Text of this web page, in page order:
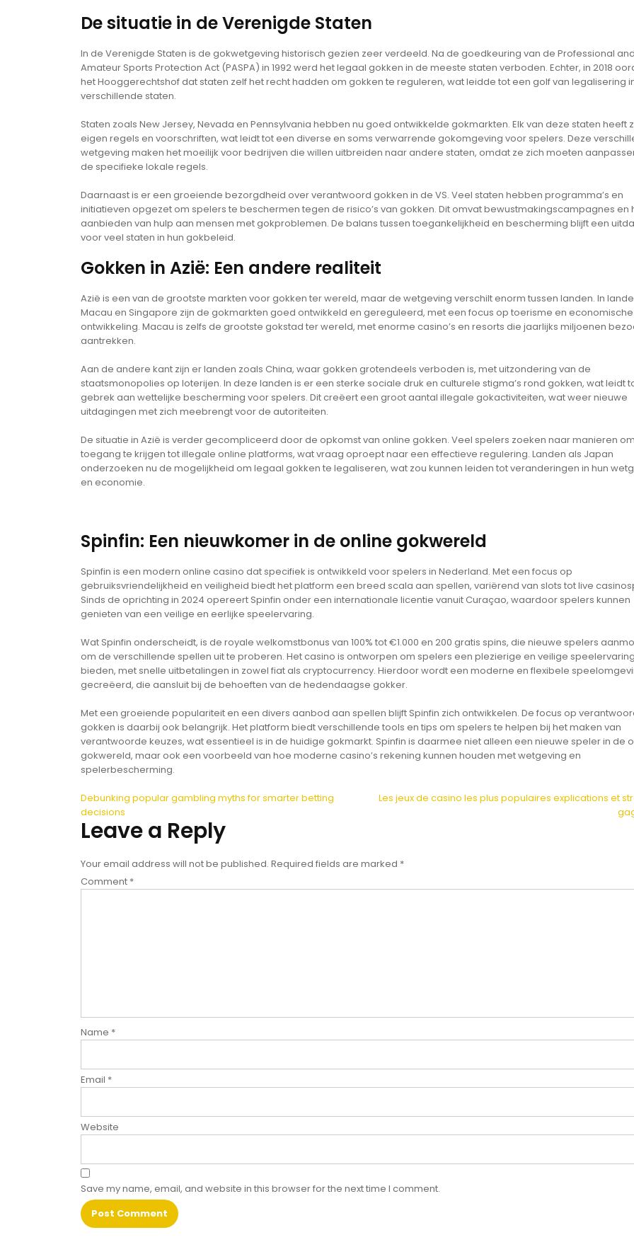
De situatie in de Verenigde Staten
In de Verenigde Staten is de gokwetgeving historisch gezien zeer verdeeld. Na de goedkeuring van de Professional
Amateur Sports Protection Act (PASPA) in 1992 werd het legaal gokken in de meeste staten verboden. Echter, in 2018
het Hooggerechtshof dat staten zelf het recht hadden om gokken te reguleren, wat leidde tot een golf van legalisering
verschillende staten.
Staten zoals New Jersey, Nevada en Pennsylvania hebben nu goed ontwikkelde gokmarkten. Elk van deze staten heeft
eigen regels en voorschriften, wat leidt tot een diverse en soms verwarrende gokomgeving voor spelers. Deze
wetgeving maken het moeilijk voor bedrijven die willen uitbreiden naar andere staten, omdat ze zich moeten
de specifieke lokale regels.
Daarnaast is er een groeiende bezorgdheid over verantwoord gokken in de VS. Veel staten hebben programma’s en
initiatieven opgezet om spelers te beschermen tegen de risico’s van gokken. Dit omvat bewustmakingscampagnes en
aanbieden van hulp aan mensen met gokproblemen. De balans tussen toegankelijkheid en bescherming blijft een
voor veel staten in hun gokbeleid.
Gokken in Azië: Een andere realiteit
Azië is een van de grootste markten voor gokken ter wereld, maar de wetgeving verschilt enorm tussen landen. In
Macau en Singapore zijn de gokmarkten goed ontwikkeld en gereguleerd, met een focus op toerisme en economische
ontwikkeling. Macau is zelfs de grootste gokstad ter wereld, met enorme casino’s en resorts die jaarlijks miljoenen
aantrekken.
Aan de andere kant zijn er landen zoals China, waar gokken grotendeels verboden is, met uitzondering van de
staatsmonopolies op loterijen. In deze landen is er een sterke sociale druk en culturele stigma’s rond gokken, wat leidt
gebrek aan wettelijke bescherming voor spelers. Dit creëert een groot aantal illegale gokactiviteiten, wat weer nieuwe
uitdagingen met zich meebrengt voor de autoriteiten.
De situatie in Azië is verder gecompliceerd door de opkomst van online gokken. Veel spelers zoeken naar manieren
toegang te krijgen tot illegale online platforms, wat vraag oproept naar een effectieve regulering. Landen als Japan
onderzoeken nu de mogelijkheid om legaal gokken te legaliseren, wat zou kunnen leiden tot veranderingen in hun
en economie.
Spinfin: Een nieuwkomer in de online gokwereld
Spinfin is een modern online casino dat specifiek is ontwikkeld voor spelers in Nederland. Met een focus op
gebruiksvriendelijkheid en veiligheid biedt het platform een breed scala aan spellen, variërend van slots tot live
Sinds de oprichting in 2024 opereert Spinfin onder een internationale licentie vanuit Curaçao, waardoor spelers kunnen
genieten van een veilige en eerlijke speelervaring.
Wat Spinfin onderscheidt, is de royale welkomstbonus van 100% tot €1.000 en 200 gratis spins, die nieuwe spelers
om de verschillende spellen uit te proberen. Het casino is ontworpen om spelers een plezierige en veilige
bieden, met snelle uitbetalingen in zowel fiat als cryptocurrency. Hierdoor wordt een moderne en flexibele
gecreëerd, die aansluit bij de behoeften van de hedendaagse gokker.
Met een groeiende populariteit en een divers aanbod aan spellen blijft Spinfin zich ontwikkelen. De focus op
gokken is daarbij ook belangrijk. Het platform biedt verschillende tools en tips om spelers te helpen bij het maken van
verantwoorde keuzes, wat essentieel is in de huidige gokmarkt. Spinfin is daarmee niet alleen een nieuwe speler in de
gokwereld, maar ook een voorbeeld van hoe moderne casino’s rekening kunnen houden met wetgeving en
spelerbescherming.
Post
navigation
Debunking popular gambling myths for smarter betting
decisions
Les jeux de casino les plus populaires explications et
Leave a Reply
Your email address will not be published. Required fields are marked *
Comment *
Name *
Email *
Website
Save my name, email, and website in this browser for the next time I comment.